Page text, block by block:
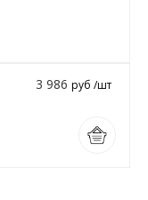
3 986 руб /шт